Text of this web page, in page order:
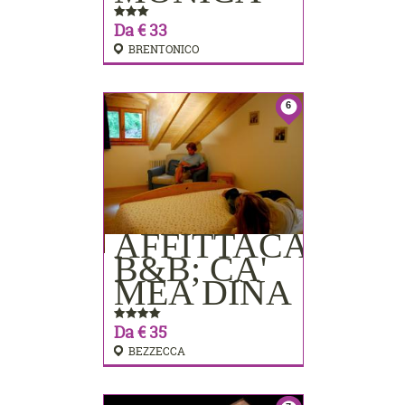
Da € 33
BRENTONICO
6
B&B; CA'
MEA DINA
Da € 35
BEZZECCA
PRENOTA